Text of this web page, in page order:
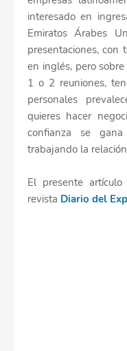
interesado en
Emiratos Árabes
presentaciones, con
en inglés, pero
1 o 2 reuniones,
personales
quieres hacer
confianza se
trabajando la
El presente
revista Diario del